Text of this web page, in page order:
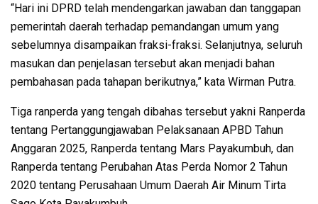
“Hari ini DPRD telah mendengarkan jawaban dan tanggapan
pemerintah daerah terhadap pemandangan umum yang
sebelumnya disampaikan fraksi-fraksi. Selanjutnya, seluruh
masukan dan penjelasan tersebut akan menjadi bahan
pembahasan pada tahapan berikutnya,” kata Wirman Putra.
Tiga ranperda yang tengah dibahas tersebut yakni Ranperda
tentang Pertanggungjawaban Pelaksanaan APBD Tahun
Anggaran 2025, Ranperda tentang Mars Payakumbuh, dan
Ranperda tentang Perubahan Atas Perda Nomor 2 Tahun
2020 tentang Perusahaan Umum Daerah Air Minum Tirta